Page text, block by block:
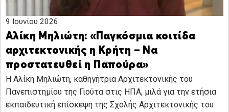
9 Ιουνίου 2026
Αλίκη Μηλιώτη: «Παγκόσμια κοιτίδα
αρχιτεκτονικής η Κρήτη – Να
προστατευθεί η Παπούρα»
Η Αλίκη Μηλιώτη, καθηγήτρια Αρχιτεκτονικής του
Πανεπιστημίου της Γιούτα στις ΗΠΑ, μιλά για την ετήσια
εκπαιδευτική επίσκεψη της Σχολής Αρχιτεκτονικής του